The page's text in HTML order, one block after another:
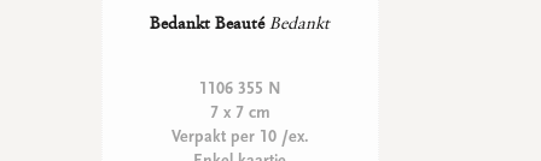
Bedankt Beauté Bedankt
1106 355 N
7 x 7 cm
Verpakt per 10 /ex.